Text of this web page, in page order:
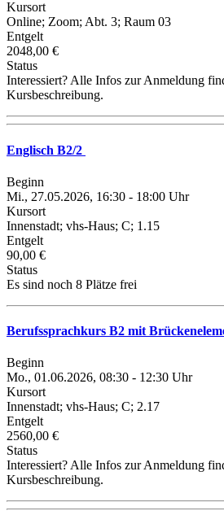
Kursort
Online; Zoom; Abt. 3; Raum 03
Entgelt
2048,00 €
Status
Interessiert? Alle Infos zur Anmeldung
Kursbeschreibung.
Englisch B2/2
Beginn
Mi., 27.05.2026, 16:30 - 18:00 Uhr
Kursort
Innenstadt; vhs-Haus; C; 1.15
Entgelt
90,00 €
Status
Es sind noch 8 Plätze frei
Berufssprachkurs B2 mit
Beginn
Mo., 01.06.2026, 08:30 - 12:30 Uhr
Kursort
Innenstadt; vhs-Haus; C; 2.17
Entgelt
2560,00 €
Status
Interessiert? Alle Infos zur Anmeldung
Kursbeschreibung.